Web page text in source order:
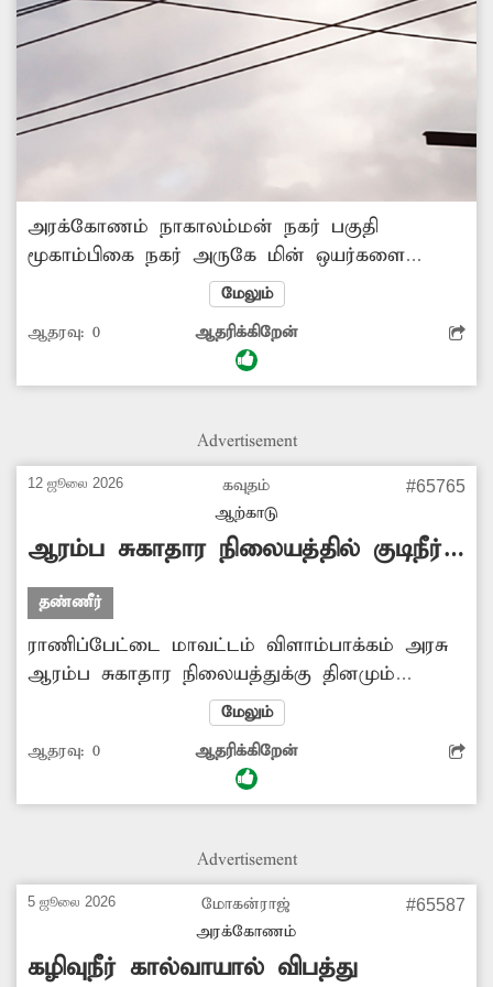
அரக்கோணம் நாகாலம்மன் நகர் பகுதி
மூகாம்பிகை நகர் அருகே மின் ஒயர்களை
உரசியபடி கேபிள் ஒயர்கள் இருப்பதால் பலத்த
காற்று, மழை அல்லது ஒயர்கள் அறுந்து
விழுந்தால் மின் விபத்து ஏற்படும் அபாயம்
உள்ளது. எனவே அசம்பாவிதம் நடக்கும் முன்
டி.வி. நிறுவன நிர்வாகிகள் மின் ஒயர்களை
உடனடியாக அகற்றி பாதுகாப்பு
விதிமுறைகளுக்கு ஏற்ப சீரமைக்க நடவடிக்கை
எடுக்க வேண்டும். -சுதாகர், அரக்கோணம்.
மேலும்
ஆதரவு: 0 ஆதரிக்கிறேன்
Advertisement
12 ஜூலை 2026
கவுதம்
ஆற்காடு
#65765
ஆரம்ப சுகாதார நிலையத்தில் குடிநீர்
வசதி
தண்ணீர்
ராணிப்பேட்டை மாவட்டம் விளாம்பாக்கம் அரசு
ஆரம்ப சுகாதார நிலையத்துக்கு தினமும்
துர்க்கம், நம்பரை, பாடி, முகமதுபேட்டை,
எம்.என்.பாளையம், ஆனைமல்லூர்,
சின்னத்தக்கை, நாராயணபுரம் உள்ளிட்ட
பல்வேறு கிராமங்களில் இருந்து சிகிச்சைக்காக
நிலையத்தில் குடிநீர், கழிவறை வசதி இல்லை.
செல்கிறார்கள். குடிநீருக்காக மக்கள்
சிரமப்படுகின்றனர். குடிநீர், கழிவறை வசதி
ஏற்படுத்தி கொடுக்க அதிகாரிகள் நடவடிக்கை
மேலும்
ஆதரவு: 0 ஆதரிக்கிறேன்
Advertisement
5 ஜூலை 2026
மோகன்ராஜ்
அரக்கோணம்
#65587
கழிவுநீர் கால்வாயால் விபத்து